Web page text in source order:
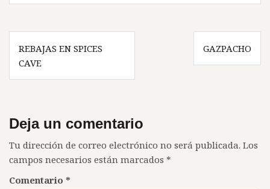
Navegación
de
entradas
REBAJAS EN SPICES
CAVE
GAZPACHO
Deja un comentario
Tu dirección de correo electrónico no será publicada. Los
campos necesarios están marcados *
Comentario *